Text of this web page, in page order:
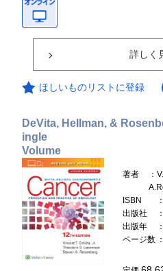
詳しく
ほしいものリストに登録
DeVita, Hellman, &
ingle
Volume
著者
：
ISBN
出版社
出版年
ページ数